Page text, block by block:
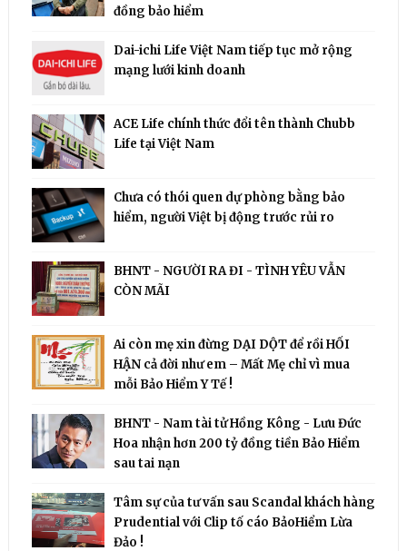
đồng bảo hiểm
Dai-ichi Life Việt Nam tiếp tục mở rộng
mạng lưới kinh doanh
ACE Life chính thức đổi tên thành Chubb
Life tại Việt Nam
Chưa có thói quen dự phòng bằng bảo
hiểm, người Việt bị động trước rủi ro
BHNT - NGƯỜI RA ĐI - TÌNH YÊU VẪN
CÒN MÃI
Ai còn mẹ xin đừng DẠI DỘT để rồi HỐI
HẬN cả đời như em – Mất Mẹ chỉ vì mua
mỗi Bảo Hiểm Y Tế !
BHNT - Nam tài tử Hồng Kông - Lưu Đức
Hoa nhận hơn 200 tỷ đồng tiền Bảo Hiểm
sau tai nạn
Tâm sự của tư vấn sau Scandal khách hàng
Prudential với Clip tố cáo BảoHiểm Lừa
Đảo !